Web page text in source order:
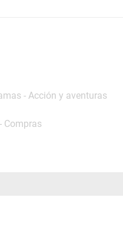
- Acción y aventuras
Compras